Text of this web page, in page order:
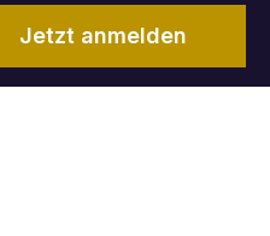
Jetzt anmelden